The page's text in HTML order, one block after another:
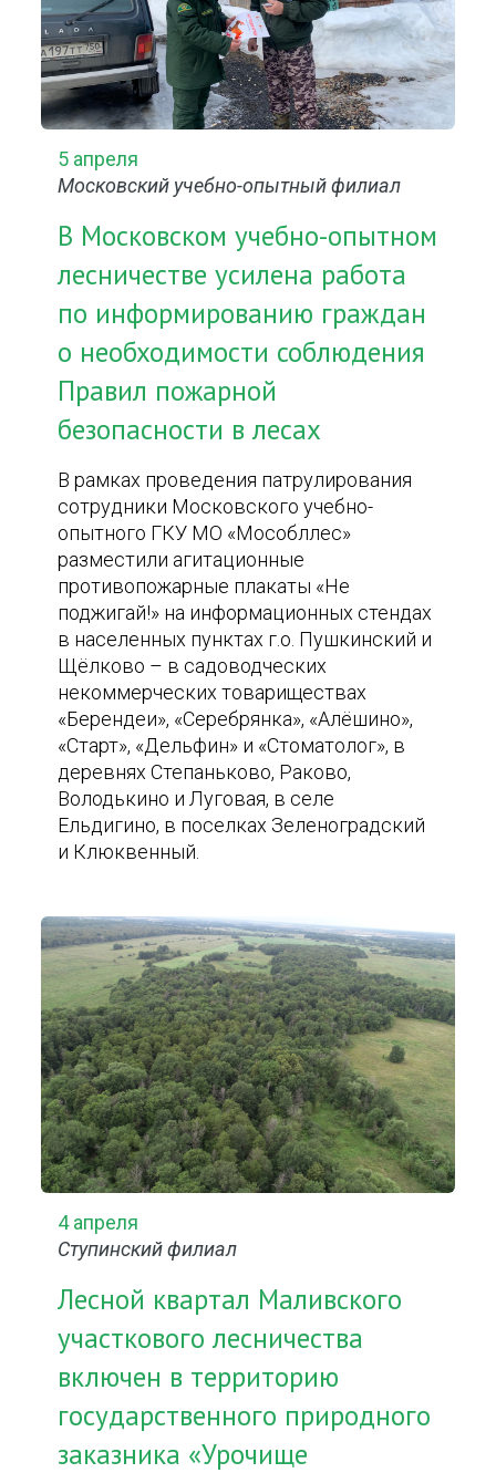
5 апреля
Московский учебно-опытный филиал
В Московском учебно-опытном
лесничестве усилена работа
по информированию граждан
о необходимости соблюдения
Правил пожарной
безопасности в лесах
В рамках проведения патрулирования
сотрудники Московского учебно-
опытного ГКУ МО «Мособллес»
разместили агитационные
противопожарные плакаты «Не
поджигай!» на информационных стендах
в населенных пунктах г.о. Пушкинский и
Щёлково – в садоводческих
некоммерческих товариществах
«Берендеи», «Серебрянка», «Алёшино»,
«Старт», «Дельфин» и «Стоматолог», в
деревнях Степаньково, Раково,
Володькино и Луговая, в cеле
Ельдигино, в поселках Зеленоградский
и Клюквенный.
4 апреля
Ступинский филиал
Лесной квартал Маливского
участкового лесничества
включен в территорию
государственного природного
заказника «Урочище